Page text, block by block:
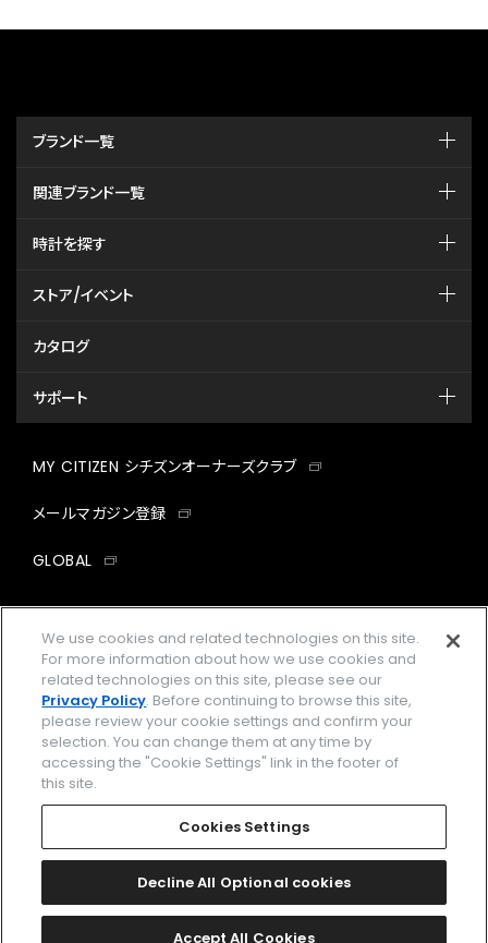
ブランド一覧
関連ブランド一覧
時計を探す
ストア/イベント
カタログ
サポート
MY CITIZEN シチズンオーナーズクラブ
メールマガジン登録
GLOBAL
企業情報 ご利用規約
プライバシーポリシー Cookies Settings
Amazon PayはAmazon.com, Inc.またはその関連会社の商標です。
楽天ペイは楽天株式会社の登録商標です。
© 2026 CITIZEN WATCH CO., LTD.
We use cookies and related technologies on this site.
For more information about how we use cookies and
related technologies on this site, please see our
Privacy Policy. Before continuing to browse this site,
please review your cookie settings and confirm your
selection. You can change them at any time by
accessing the "Cookie Settings" link in the footer of
this site.
Cookies Settings
Decline All Optional cookies
Accept All Cookies